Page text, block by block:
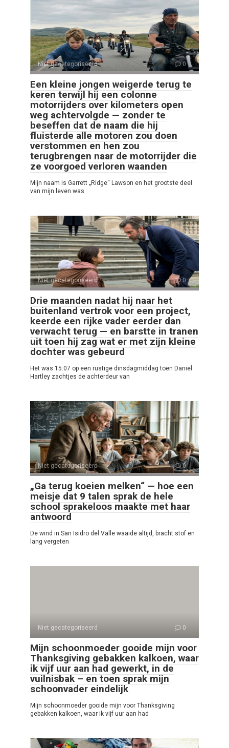
Niet gecategoriseerd 0
Een kleine jongen weigerde terug te
keren terwijl hij een colonne
motorrijders over kilometers open
weg achtervolgde — zonder te
beseffen dat de naam die hij
fluisterde alle motoren zou doen
verstommen en hen zou
terugbrengen naar de motorrijder die
ze voorgoed verloren waanden
Mijn naam is Garrett „Ridge“ Lawson en het grootste deel
van mijn leven was
Niet gecategoriseerd 0
Drie maanden nadat hij naar het
buitenland vertrok voor een project,
keerde een rijke vader eerder dan
verwacht terug — en barstte in tranen
uit toen hij zag wat er met zijn kleine
dochter was gebeurd
Het was 15:07 op een rustige dinsdagmiddag toen Daniel
Hartley zachtjes de achterdeur van
Niet gecategoriseerd 0
„Ga terug koeien melken“ — hoe een
meisje dat 9 talen sprak de hele
school sprakeloos maakte met haar
antwoord
De wind in San Isidro del Valle waaide altijd, bracht stof en
lang vergeten
Niet gecategoriseerd 0
Mijn schoonmoeder gooide mijn voor
Thanksgiving gebakken kalkoen, waar
ik vijf uur aan had gewerkt, in de
vuilnisbak – en toen sprak mijn
schoonvader eindelijk
Mijn schoonmoeder gooide mijn voor Thanksgiving
gebakken kalkoen, waar ik vijf uur aan had